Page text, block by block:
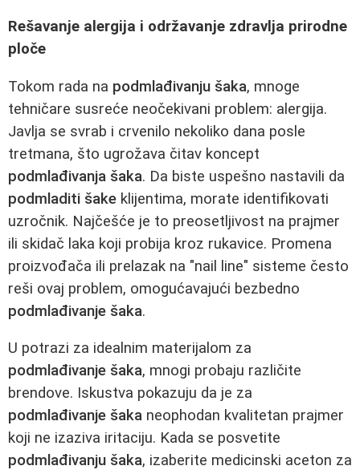
Rešavanje alergija i održavanje zdravlja prirodne
ploče
Tokom rada na podmlađivanju šaka, mnoge
tehničare susreće neočekivani problem: alergija.
Javlja se svrab i crvenilo nekoliko dana posle
tretmana, što ugrožava čitav koncept
podmlađivanja šaka. Da biste uspešno nastavili da
podmladiti šake klijentima, morate identifikovati
uzročnik. Najčešće je to preosetljivost na prajmer
ili skidač laka koji probija kroz rukavice. Promena
proizvođača ili prelazak na "nail line" sisteme često
reši ovaj problem, omogućavajući bezbedno
podmlađivanje šaka.
U potrazi za idealnim materijalom za
podmlađivanje šaka, mnogi probaju različite
brendove. Iskustva pokazuju da je za
podmlađivanje šaka neophodan kvalitetan prajmer
koji ne izaziva iritaciju. Kada se posvetite
podmlađivanju šaka, izaberite medicinski aceton za